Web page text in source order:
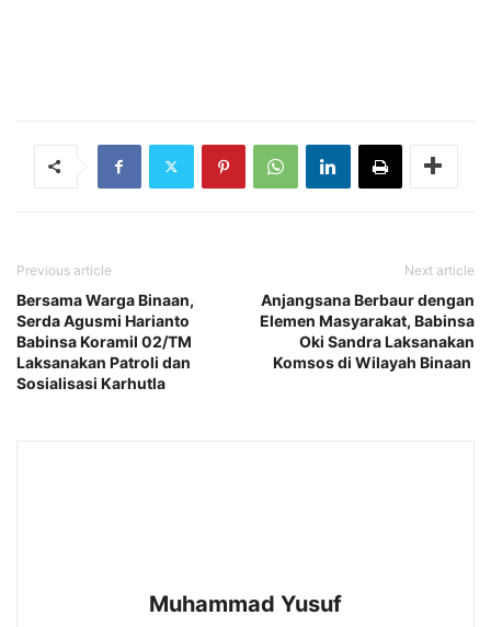
Previous article
Bersama Warga Binaan,
Serda Agusmi Harianto
Babinsa Koramil 02/TM
Laksanakan Patroli dan
Sosialisasi Karhutla
Next article
Anjangsana Berbaur dengan
Elemen Masyarakat, Babinsa
Oki Sandra Laksanakan
Komsos di Wilayah Binaan
Muhammad Yusuf